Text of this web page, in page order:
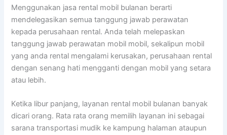
Menggunakan jasa rental mobil bulanan berarti
mendelegasikan semua tanggung jawab perawatan
kepada perusahaan rental. Anda telah melepaskan
tanggung jawab perawatan mobil mobil, sekalipun mobil
yang anda rental mengalami kerusakan, perusahaan rental
dengan senang hati mengganti dengan mobil yang setara
atau lebih.
Ketika libur panjang, layanan rental mobil bulanan banyak
dicari orang. Rata rata orang memilih layanan ini sebagai
sarana transportasi mudik ke kampung halaman ataupun